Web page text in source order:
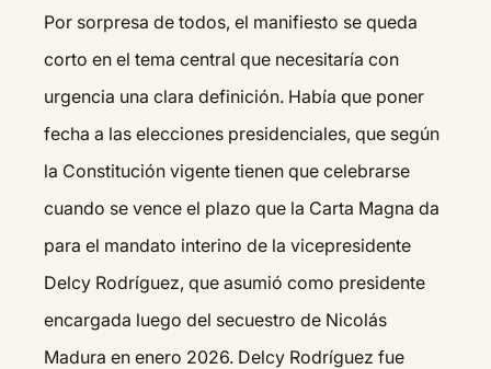
Por sorpresa de todos, el manifiesto se queda
corto en el tema central que necesitaría con
urgencia una clara definición. Había que poner
fecha a las elecciones presidenciales, que según
la Constitución vigente tienen que celebrarse
cuando se vence el plazo que la Carta Magna da
para el mandato interino de la vicepresidente
Delcy Rodríguez, que asumió como presidente
encargada luego del secuestro de Nicolás
Madura en enero 2026. Delcy Rodríguez fue